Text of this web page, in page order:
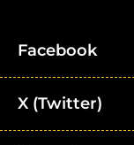
Facebook
X (Twitter)